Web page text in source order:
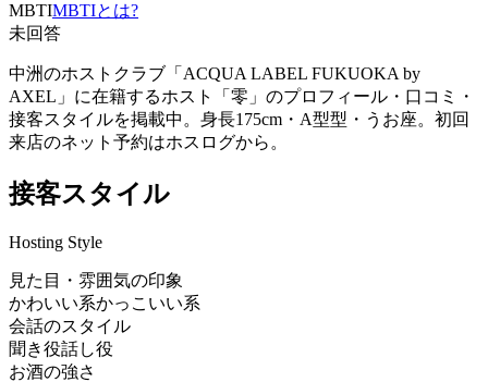
MBTIMBTIとは?
未回答
中洲のホストクラブ「ACQUA LABEL FUKUOKA by
AXEL」に在籍するホスト「零」のプロフィール・口コミ・
接客スタイルを掲載中。身長175cm・A型型・うお座。初回
来店のネット予約はホスログから。
接客スタイル
Hosting Style
見た目・雰囲気の印象
かわいい系かっこいい系
会話のスタイル
聞き役話し役
お酒の強さ